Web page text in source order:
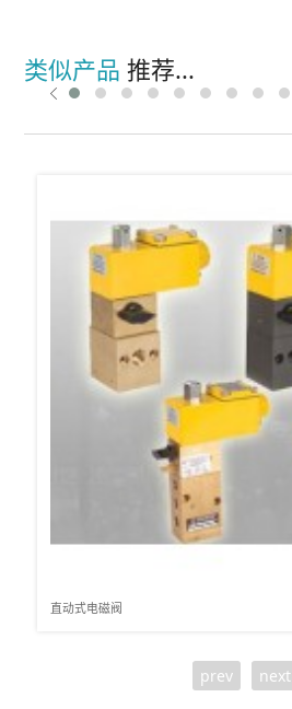
类似产品 推荐...
直动式电磁阀
prev next